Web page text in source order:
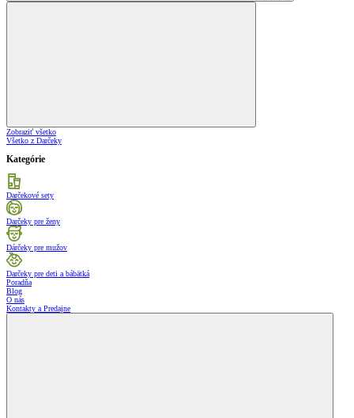
Zobraziť všetko
Všetko z Darčeky
Kategórie
Darčekové sety
Darčeky pre ženy
Dárčeky pre mužov
Darčeky pre deti a bábätká
Poradňa
Blog
O nás
Kontakty a Predajne